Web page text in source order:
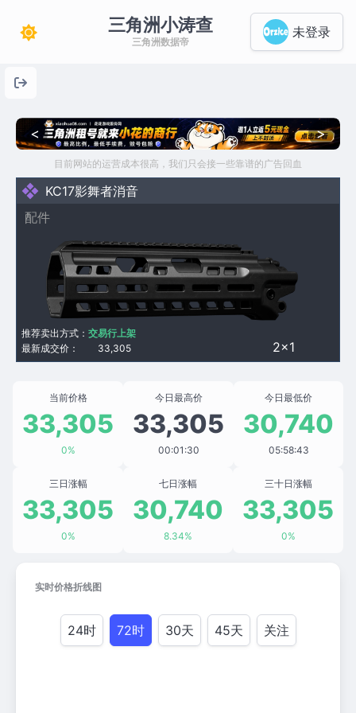
三角洲小涛查
三角洲数据帝
未登录
< >
目前网站的运营成本很高，我们只会接一些靠谱的广告回血
KC17影舞者消音
配件
2×1
最新成交价： 33,305
推荐卖出方式： 交易行上架
当前价格
33,305
0%
今日最高价
33,305
00:01:30
今日最低价
30,740
05:58:43
三日涨幅
33,305
0%
七日涨幅
30,740
8.34%
三十日涨幅
33,305
0%
实时价格折线图
24时 72时 30天 45天 关注